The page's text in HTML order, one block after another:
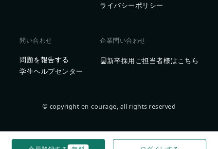
ライバシーポリシー
問い合わせ
問題を報告する
学生ヘルプセンター
企業問い合わせ
新卒採用ご担当者様はこちら
© copyright en-courage, all rights reserved